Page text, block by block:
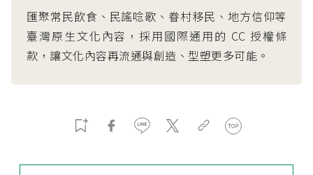
匯聚常民飲食、民謠唸歌、眷村移民、地方信仰等
臺灣原生文化內容，採用國際通用的 CC 授權條
款，讓文化內容再流通與創造、型塑更多可能。